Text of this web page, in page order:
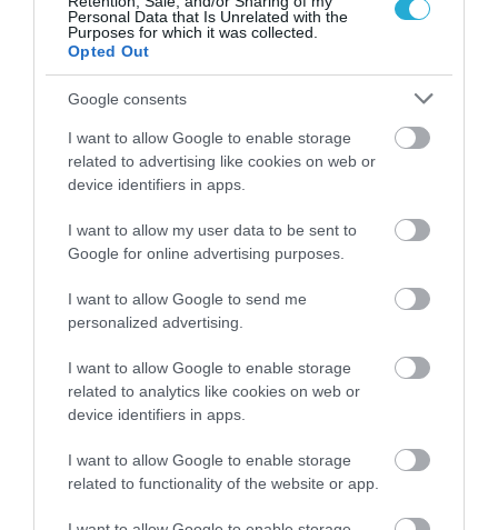
Personal Data that Is Unrelated with the
Purposes for which it was collected.
Opted Out
Google consents
I want to allow Google to enable storage
related to advertising like cookies on web or
device identifiers in apps.
I want to allow my user data to be sent to
Google for online advertising purposes.
I want to allow Google to send me
personalized advertising.
I want to allow Google to enable storage
related to analytics like cookies on web or
device identifiers in apps.
I want to allow Google to enable storage
related to functionality of the website or app.
Κάρτα Αγρότη: Τι αλλάζει από τις 28
Αυγούστου – Πώς θα ενεργοποιείται
07.08.2026
Πώς αμείβονται όσοι εργαστούν τον
Δεκαπενταύγουστο